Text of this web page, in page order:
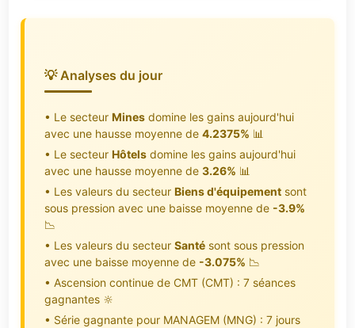
💡 Analyses du jour
• Le secteurMines domine les gains aujourd'hui
avec une hausse moyenne de4.2375% 📊
• Le secteurHôtels domine les gains aujourd'hui
avec une hausse moyenne de3.26% 📊
• Les valeurs du secteurBiens d'équipement sont
sous pression avec une baisse moyenne de -3.9%
📉
• Les valeurs du secteurSanté sont sous pression
avec une baisse moyenne de -3.075% 📉
• Ascension continue de CMT (CMT) : 7 séances
gagnantes 🔆
• Série gagnante pour MANAGEM (MNG) : 7 jours